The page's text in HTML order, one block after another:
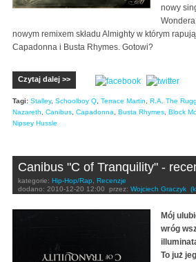
nowy
nowym remixem składu Almighty w którym
Capadonna i Busta Rhymes. Gotowi?
Czytaj dalej >>
Tagi: Stalley, Schoolboy Q Terrace Martin R.A. The
Nazareth
Canibus Capadonna Busta Rhymes Block
Nipsey Hussle
Canibus "C of Tranquility" -
kategorie: Hip-Hop/Rap
Recenzje
dodano: 2010-12-20 12:00 przez: Wojciech Graczyk
Mój
wróg
To już